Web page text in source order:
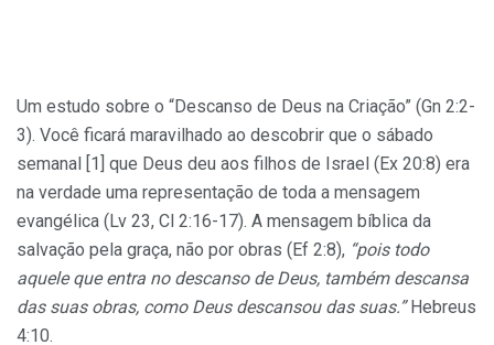
Um estudo sobre o “Descanso de Deus na Criação” (Gn 2:2-
3). Você ficará maravilhado ao descobrir que o sábado
semanal [1] que Deus deu aos filhos de Israel (Ex 20:8) era
na verdade uma representação de toda a mensagem
evangélica (Lv 23, Cl 2:16-17). A mensagem bíblica da
salvação pela graça, não por obras (Ef 2:8), “pois todo
aquele que entra no descanso de Deus, também descansa
das suas obras, como Deus descansou das suas.”Hebreus
4:10.